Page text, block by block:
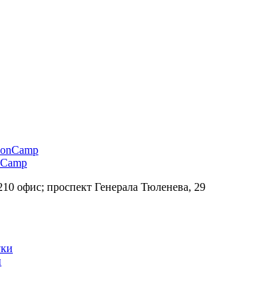
офис; проспект Генерала Тюленева, 29